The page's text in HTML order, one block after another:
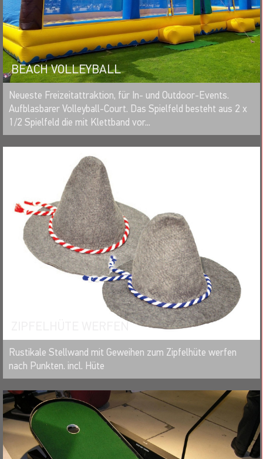
BEACH VOLLEYBALL
MERKEN
Neueste Freizeitattraktion, für In- und Outdoor-Events.
Aufblasbarer Volleyball-Court. Das Spielfeld besteht aus 2 x
1/2 Spielfeld die mit Klettband vor...
ZIPFELHÜTE WERFEN
MERKEN
Rustikale Stellwand mit Geweihen zum Zipfelhüte werfen
nach Punkten. incl. Hüte